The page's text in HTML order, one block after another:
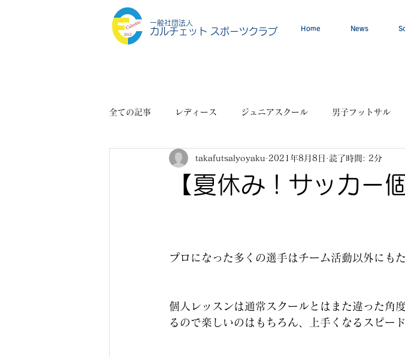
Home News
一般社団法人
カルチェット スポーツクラブ
全ての記事 レディース ジュニアスクール 男子フットサル
スポーツショップ その他
【夏休み！サッカー
takafutsalyoyaku 2021年8月8日 読了時間: 2分
プロになった多くの選手はチーム活動以外にも
個人レッスンは通常スクールとはまた違った角
るので楽しいのはもちろん、上手くなるスピー